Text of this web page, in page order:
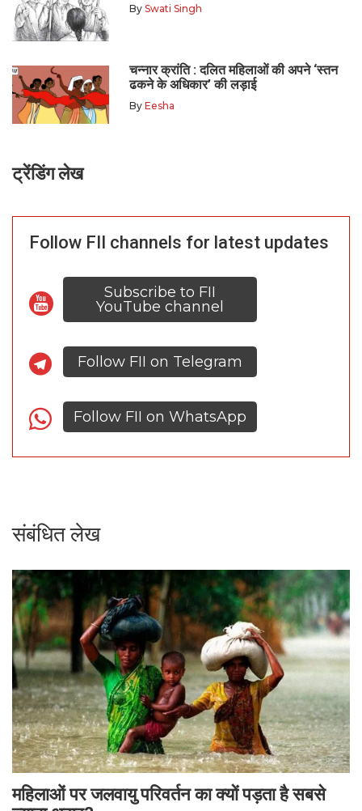
By Swati Singh
चन्नार क्रांति : दलित महिलाओं की अपने ‘स्तन
ढकने के अधिकार’ की लड़ाई
By Eesha
ट्रेंडिंग लेख
Follow FII channels for latest updates
Subscribe to FII
YouTube channel
Follow FII on Telegram
Follow FII on WhatsApp
संबंधित लेख
महिलाओं पर जलवायु परिवर्तन का क्यों पड़ता है सबसे